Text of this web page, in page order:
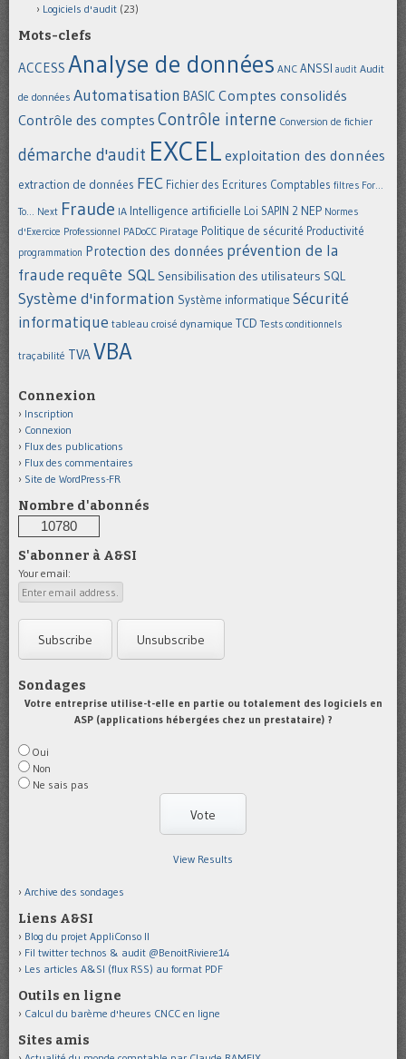
Logiciels d'audit (23)
Mots-clefs
ACCESS Analyse de données ANC ANSSI audit Audit
de données Automatisation BASIC Comptes consolidés
Contrôle des comptes Contrôle interne Conversion de fichier
démarche d'audit EXCEL exploitation des données
extraction de données FEC Fichier des Ecritures Comptables filtres For...
To... Next Fraude IA Intelligence artificielle Loi SAPIN 2 NEP Normes
d'Exercice Professionnel PADoCC Piratage Politique de sécurité Productivité
programmation Protection des données prévention de la
fraude requête SQL Sensibilisation des utilisateurs SQL
Système d'information Système informatique Sécurité
informatique tableau croisé dynamique TCD Tests conditionnels
traçabilité TVA VBA
Connexion
Inscription
Connexion
Flux des publications
Flux des commentaires
Site de WordPress-FR
Nombre d'abonnés
10780
S'abonner à A&SI
Your email:
Sondages
Votre entreprise utilise-t-elle en partie ou totalement des logiciels en
ASP (applications hébergées chez un prestataire) ?
Oui
Non
Ne sais pas
View Results
Archive des sondages
Liens A&SI
Blog du projet AppliConso II
Fil twitter technos & audit @BenoitRiviere14
Les articles A&SI (flux RSS) au format PDF
Outils en ligne
Calcul du barème d'heures CNCC en ligne
Sites amis